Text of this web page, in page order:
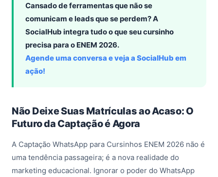
Cansado de ferramentas que não se
comunicam e leads que se perdem? A
SocialHub integra tudo o que seu cursinho
precisa para o ENEM 2026.
Agende uma conversa e veja a SocialHub em
ação!
Não Deixe Suas Matrículas ao Acaso: O
Futuro da Captação é Agora
A Captação WhatsApp para Cursinhos ENEM 2026 não é
uma tendência passageira; é a nova realidade do
marketing educacional. Ignorar o poder do WhatsApp